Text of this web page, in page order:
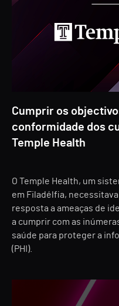
Cumprir os
conformidade dos
Temple Health
O Temple Health, um
em Filadélfia,
resposta a ameaças de
a cumprir com as
saúde para proteger a
(PHI).